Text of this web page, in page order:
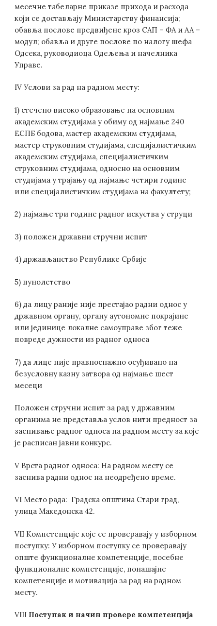
месечне табеларне приказе прихода и расхода
који се достављају Министарству финансија;
обавља послове предвиђене кроз САП – ФА и АА –
модул; обавља и друге послове по налогу шефа
Одсека, руководиоца Одељења и начелника
Управе.
IV Услови за рад на радном месту:
1) стечено високо образовање на основним
академским студијама у обиму од најмање 240
ЕСПБ бодова, мастер академским студијама,
мастер струковним студијама, специјалистичким
академским студијама, специјалистичким
струковним студијама, односно на основним
студијама у трајању од најмање четири године
или специјалистичким студијама на факултету;
2) најмање три године радног искуства у струци
3) положен државни стручни испит
4) држављанство Републике Србије
5) пунолетство
6) да лицу раније није престајао радни однос у
државном органу, органу аутономне покрајине
или јединице локалне самоуправе због теже
повреде дужности из радног односа
7) да лице није правноснажно осуђивано на
безусловну казну затвора од најмање шест
месеци
Положен стручни испит за рад у државним
органима не представља услов нити предност за
заснивање радног односа на радном месту за које
је расписан јавни конкурс.
V Врста радног односа: На радном месту се
заснива радни однос на неодређено време.
VI Место рада: Градска општина Стари град,
улица Македонска 42.
VII Компетенције које се проверавају у изборном
поступку: У изборном поступку се проверавају
опште функционалне компетенције, посебне
функционалне компетенције, понашајне
компетенције и мотивација за рад на радном
месту.
VIII Поступак и начин провере компетенција